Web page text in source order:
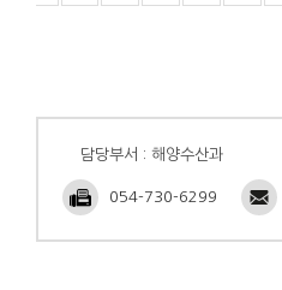
담당부서 : 해양수산과
054-730-6299